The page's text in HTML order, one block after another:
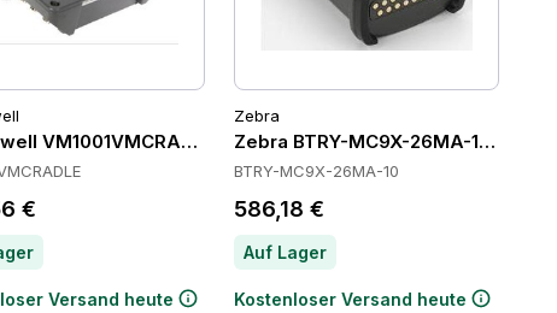
VM1001VMCRADLE Cradles
€
Versand heute
Zebra
Zebra BTRY-MC9X-26MA-10
BTRY-MC9X-26MA-10
586,18 €
Auf Lager
Kostenloser Versand heute